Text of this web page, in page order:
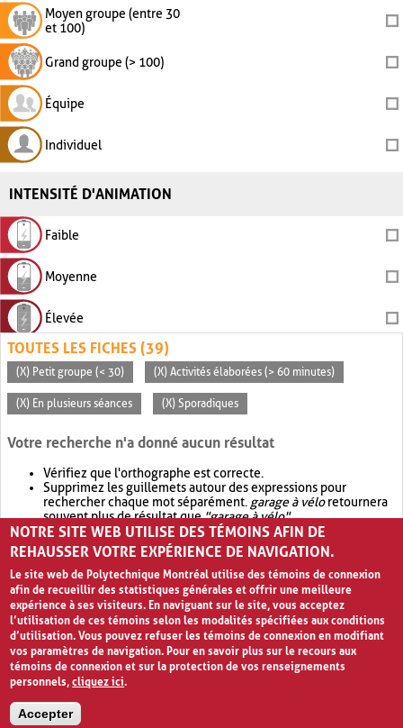
Moyen groupe (entre 30
et 100)
Grand groupe (> 100)
Équipe
Individuel
INTENSITÉ D'ANIMATION
Faible
Moyenne
Élevée
TOUTES LES FICHES (39)
(X) Petit groupe (< 30) (X) Activités élaborées (> 60 minutes)
(X) En plusieurs séances (X) Sporadiques
Votre recherche n'a donné aucun résultat
Vérifiez que l'orthographe est correcte.
Supprimez les guillemets autour des expressions pour
rechercher chaque mot séparément. garage à véloretournera
souvent plus de résultat que"garage à vélo".
Envisagez d'élargir votre recherche avec OR.garage OR vélo
retournera souvent plus de résultat quegarage à vélo
NOTRE SITE WEB UTILISE DES TÉMOINS AFIN DE
REHAUSSER VOTRE EXPÉRIENCE DE NAVIGATION.
Le site web de Polytechnique Montréal utilise des témoins de connexion
afin de recueillir des statistiques générales et offrir une meilleure
expérience à ses visiteurs. En naviguant sur le site, vous acceptez
l’utilisation de ces témoins selon les modalités spécifiées aux conditions
d’utilisation. Vous pouvez refuser les témoins de connexion en modifiant
vos paramètres de navigation. Pour en savoir plus sur le recours aux
témoins de connexion et sur la protection de vos renseignements
personnels,cliquez ici.
Accepter